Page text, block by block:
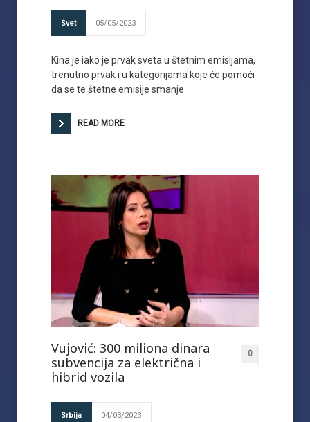
Svet 05/05/2023
Kina je iako je prvak sveta u štetnim emisijama,
trenutno prvak i u kategorijama koje će pomoći
da se te štetne emisije smanje
READ MORE
Vujović: 300 miliona dinara
subvencija za električna i
hibrid vozila
0
Srbija 04/03/2023